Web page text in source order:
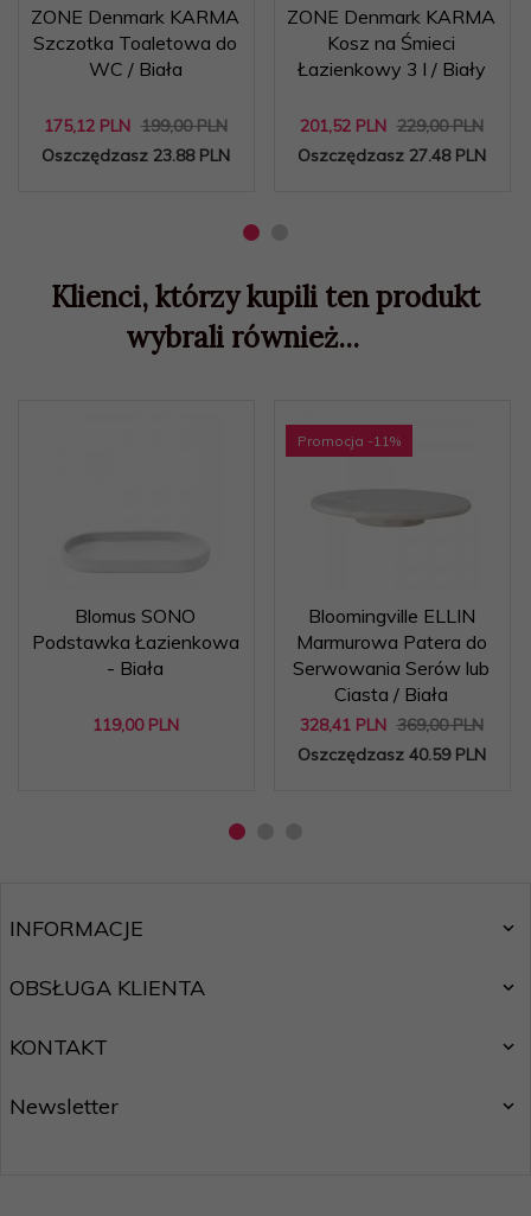
ZONE Denmark KARMA
Szczotka Toaletowa do
WC / Biała
175,12 PLN 199,00 PLN
Oszczędzasz 23.88 PLN
ZONE Denmark KARMA
Kosz na Śmieci
Łazienkowy 3 l / Biały
201,52 PLN 229,00 PLN
Oszczędzasz 27.48 PLN
Klienci, którzy kupili ten produkt
wybrali również...
Blomus SONO
Podstawka Łazienkowa
- Biała
119,00 PLN
Promocja -11 %
Bloomingville ELLIN
Marmurowa Patera do
Serwowania Serów lub
Ciasta / Biała
328,41 PLN 369,00 PLN
Oszczędzasz 40.59 PLN
INFORMACJE
OBSŁUGA KLIENTA
KONTAKT
Newsletter